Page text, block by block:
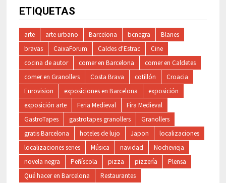
ETIQUETAS
arte arte urbano Barcelona bcnegra
Blanes
bravas
CaixaForum Caldes d'Estrac
Cine
cocina de autor
comer en Barcelona
comer en Caldetes
comer en Granollers
Costa Brava cotillón
Croacia
Eurovision
exposiciones en Barcelona
exposición
exposición arte
Feria Medieval
Fira Medieval
GastroTapes
gastrotapes granollers
Granollers
gratis Barcelona
hoteles de lujo Japon
localizaciones
localizaciones series
Música navidad
Nochevieja
novela negra
Peñíscola pizza pizzería
Plensa
Qué hacer en Barcelona
Restaurantes